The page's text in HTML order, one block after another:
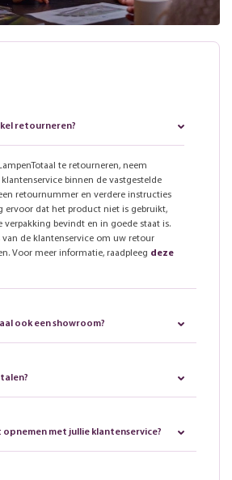
retourneren?
te retourneren, neem
binnen de vastgestelde
retournummer en verdere instructies
ervoor dat het product niet is gebruikt,
verpakking bevindt en in goede staat is.
de klantenservice om uw retour
Voor meer informatie, raadpleeg deze
ook een showroom?
opnemen met jullie klantenservice?